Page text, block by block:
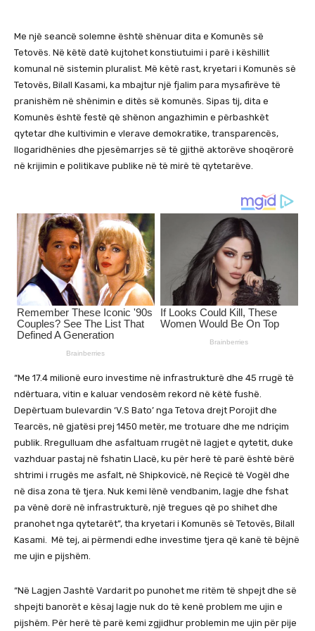
Me një seancë solemne është shënuar dita e Komunës së
Tetovës. Në këtë datë kujtohet konstiutuimi i parë i këshillit
komunal në sistemin pluralist. Më këtë rast, kryetari i Komunës së
Tetovës, Bilall Kasami, ka mbajtur një fjalim para mysafirëve të
pranishëm në shënimin e ditës së komunës. Sipas tij, dita e
Komunës është festë që shënon angazhimin e përbashkët
qytetar dhe kultivimin e vlerave demokratike, transparencës,
llogaridhënies dhe pjesëmarrjes së të gjithë aktorëve shoqërorë
në krijimin e politikave publike në të mirë të qytetarëve.
“Me 17.4 milionë euro investime në infrastrukturë dhe 45 rrugë të
ndërtuara, vitin e kaluar vendosëm rekord në këtë fushë.
Depërtuam bulevardin ‘V.S Bato’ nga Tetova drejt Porojit dhe
Tearcës, në gjatësi prej 1450 metër, me trotuare dhe me ndriçim
publik. Rregulluam dhe asfaltuam rrugët në lagjet e qytetit, duke
vazhduar pastaj në fshatin Llacë, ku për herë të parë është bërë
shtrimi i rrugës me asfalt, në Shipkovicë, në Reçicë të Vogël dhe
në disa zona të tjera. Nuk kemi lënë vendbanim, lagje dhe fshat
pa vënë dorë në infrastrukturë, një tregues që po shihet dhe
pranohet nga qytetarët”, tha kryetari i Komunës së Tetovës, Bilall
Kasami. Më tej, ai përmendi edhe investime tjera që kanë të bëjnë
me ujin e pijshëm.
“Në Lagjen Jashtë Vardarit po punohet me ritëm të shpejt dhe së
shpejti banorët e kësaj lagje nuk do të kenë problem me ujin e
pijshëm. Për herë të parë kemi zgjidhur problemin me ujin për pije